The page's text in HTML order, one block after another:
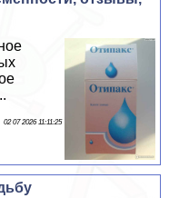
02 07 2026 11:11:25